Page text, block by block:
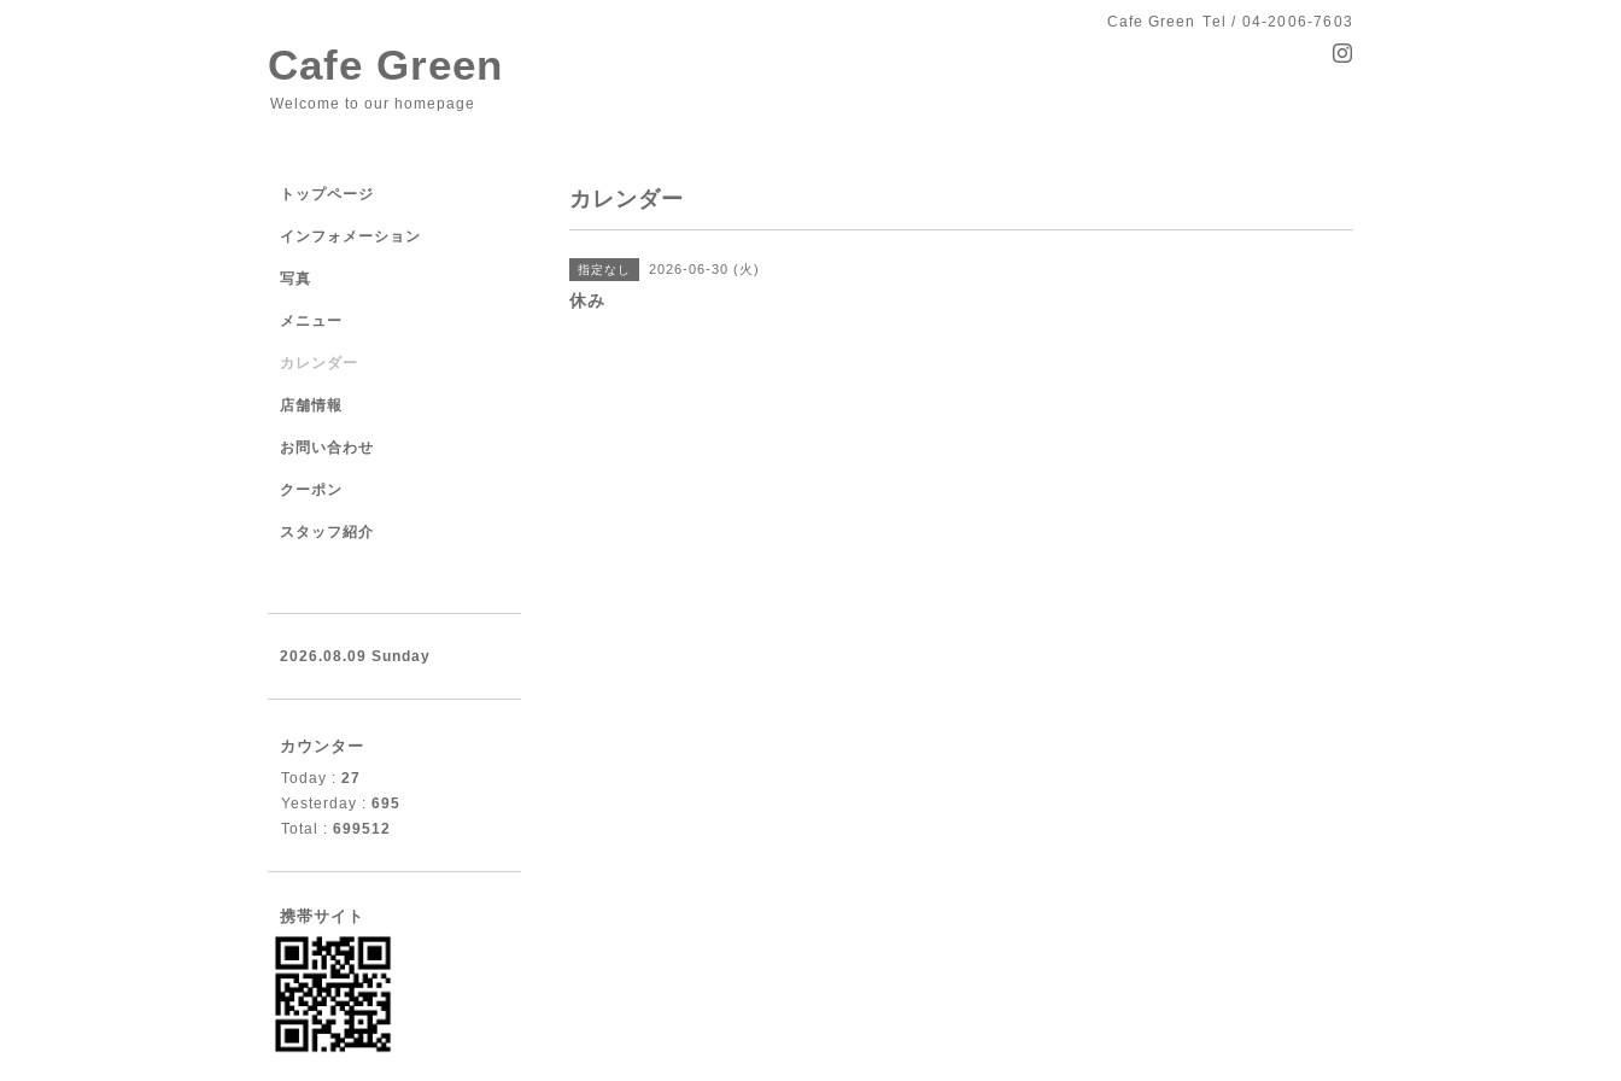
Cafe Green Tel / 04-2006-7603
Cafe Green
Welcome to our homepage
カレンダー
指定なし 2026-06-30 (火)
休み
トップページ
インフォメーション
写真
メニュー
カレンダー
店舗情報
お問い合わせ
クーポン
スタッフ紹介
2026.08.09 Sunday
カウンター
Today : 27
Yesterday : 695
Total : 699512
携帯サイト